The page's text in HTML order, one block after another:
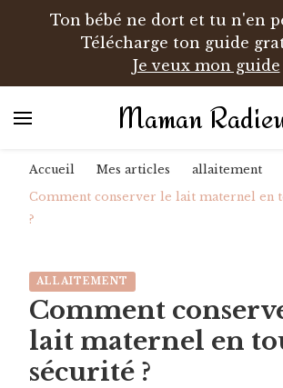
Ton bébé ne dort et tu n'en
Télécharge ton guide
Je veux mon guide
Maman
Accueil Mes articles
allaitement
Comment conserver le lait maternel en
?
ALLAITEMENT
Comment
lait maternel en
sécurité ?